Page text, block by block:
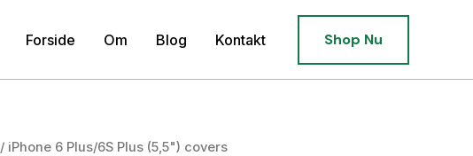
Forside Om Blog Kontakt Shop Nu
/ iPhone 6 Plus/6S Plus (5,5") covers